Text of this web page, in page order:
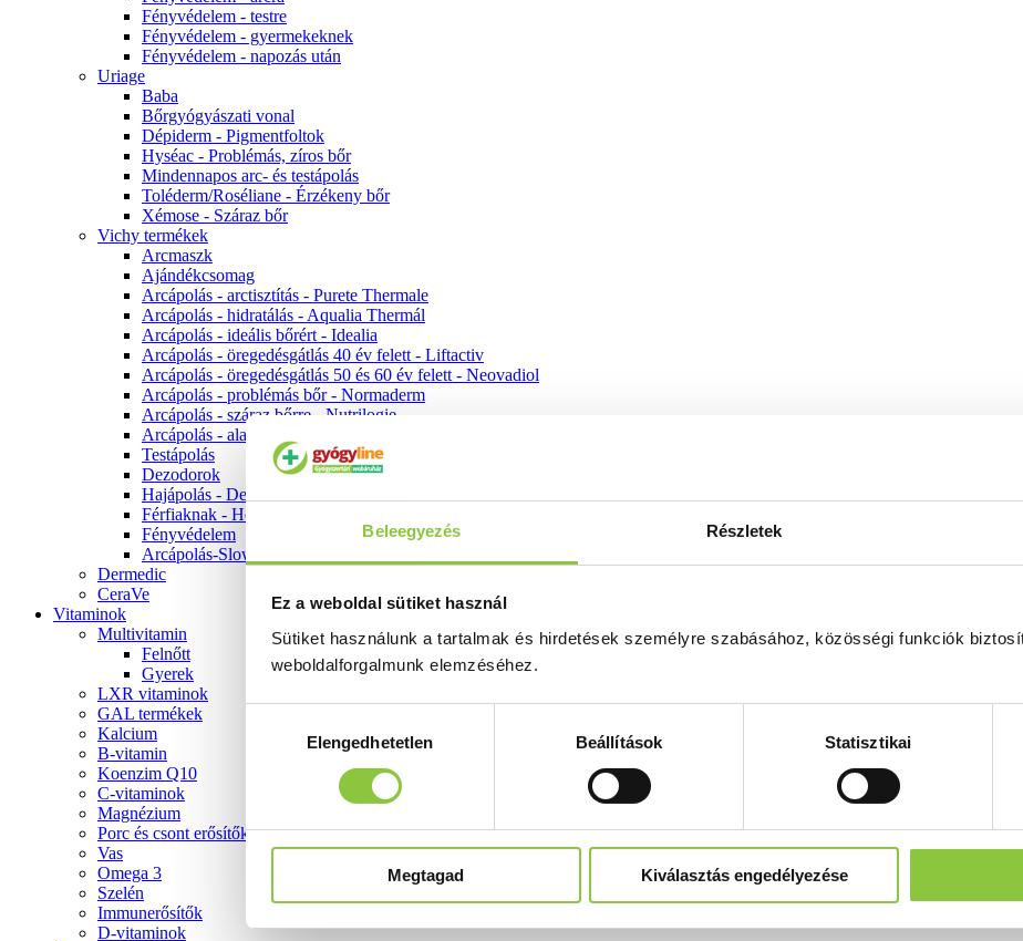
Beleegyezés Részletek
Ez a weboldal sütiket használ
Sütiket használunk a tartalmak és hirdetések személyre szabásához, közösségi funkciók
weboldalforgalmunk elemzéséhez.
kiválasztásaElengedhetetlen Beállítások Statisztikai
Megtagad Kiválasztás engedélyezése
Fényvédelem - testre
Fényvédelem - gyermekeknek
Fényvédelem - napozás után
Uriage
Baba
Bőrgyógyászati vonal
Dépiderm - Pigmentfoltok
Hyséac - Problémás, zíros bőr
Mindennapos arc- és testápolás
Toléderm/Roséliane - Érzékeny bőr
Xémose - Száraz bőr
Vichy termékek
Arcmaszk
Ajándékcsomag
Arcápolás - arctisztítás - Purete Thermale
Arcápolás - hidratálás - Aqualia Thermál
Arcápolás - ideális bőrért - Idealia
Arcápolás - öregedésgátlás 40 év felett - Liftactiv
Arcápolás - öregedésgátlás 50 és 60 év felett - Neovadiol
Arcápolás - problémás bőr - Normaderm
Arcápolás - száraz bőrre - Nutrilogie
Arcápolás - alapozók
Testápolás
Dezodorok
Hajápolás - Dercos
Férfiaknak - Homme
Fényvédelem
Arcápolás-Slow Age
Dermedic
CeraVe
Vitaminok
Multivitamin
Felnőtt
Gyerek
LXR vitaminok
GAL termékek
Kalcium
B-vitamin
Koenzim Q10
C-vitaminok
Magnézium
Porc és csont erősítők
Vas
Omega 3
Szelén
Immunerősítők
D-vitaminok